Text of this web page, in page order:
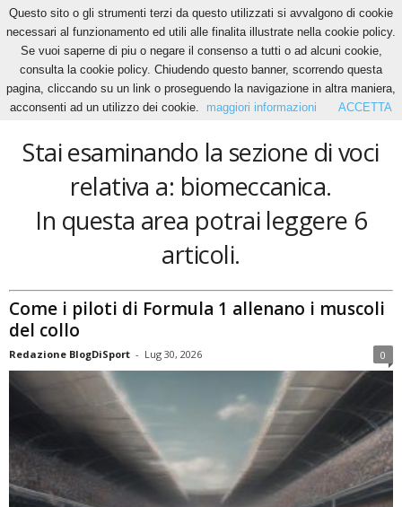
Home Tags Biomeccanica
biomeccanica
Stai esaminando la sezione di voci
relativa a: biomeccanica.
In questa area potrai leggere 6
articoli.
Come i piloti di Formula 1 allenano i muscoli
del collo
Redazione BlogDiSport - Lug 30, 2026 0
Questo sito o gli strumenti terzi da questo utilizzati si avvalgono di cookie
necessari al funzionamento ed utili alle finalita illustrate nella cookie policy.
Se vuoi saperne di piu o negare il consenso a tutti o ad alcuni cookie,
consulta la cookie policy. Chiudendo questo banner, scorrendo questa
pagina, cliccando su un link o proseguendo la navigazione in altra maniera,
acconsenti ad un utilizzo dei cookie.
maggiori informazioni ACCETTA